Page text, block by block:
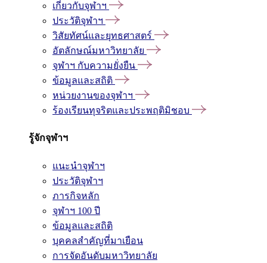
เกี่ยวกับจุฬาฯ
ประวัติจุฬาฯ
วิสัยทัศน์และยุทธศาสตร์
อัตลักษณ์มหาวิทยาลัย
จุฬาฯ กับความยั่งยืน
ข้อมูลและสถิติ
หน่วยงานของจุฬาฯ
ร้องเรียนทุจริตและประพฤติมิชอบ
รู้จักจุฬาฯ
แนะนำจุฬาฯ
ประวัติจุฬาฯ
ภารกิจหลัก
จุฬาฯ 100 ปี
ข้อมูลและสถิติ
บุคคลสำคัญที่มาเยือน
การจัดอันดับมหาวิทยาลัย